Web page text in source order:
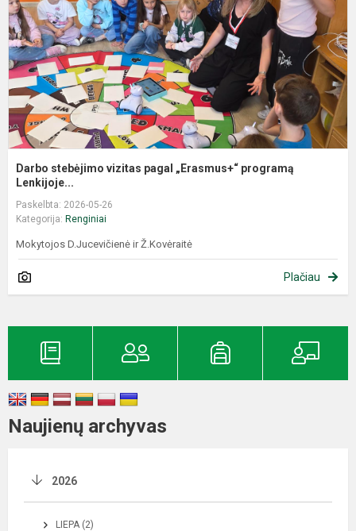
Darbo stebėjimo vizitas pagal „Erasmus+“ programą
Lenkijoje...
Paskelbta: 2026-05-26
Kategorija: Renginiai
Mokytojos D.Jucevičienė ir Ž.Kovėraitė
Plačiau
Naujienų archyvas
2026
LIEPA (2)